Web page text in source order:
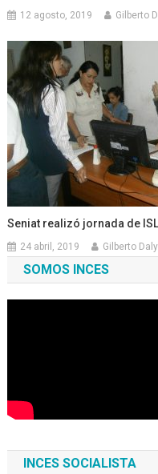
12 agosto, 2019 Gilberto
Seniat realizó jornada de
24 abril, 2019 Gilberto Daly
SOMOS INCES
INCES SOCIALISTA